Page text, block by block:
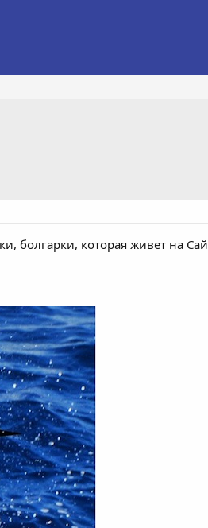
болгарки, которая живет на